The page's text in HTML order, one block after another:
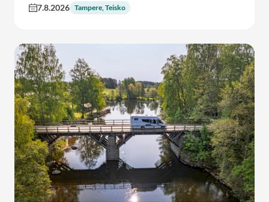
7.8.2026 Tampere, Teisko